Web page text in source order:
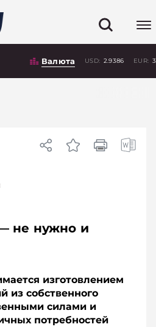
Валюта USD: 2.9386 EUR:
не нужно и
изготовлением
из собственного
силами и
потребностей